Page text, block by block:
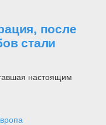
после
стали
настоящим